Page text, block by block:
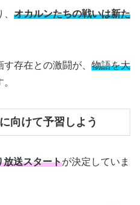
オカルンたちの戦いは新た
存在との激闘が、 物語を大
向けて予習しよう
放送スタートが決定していま